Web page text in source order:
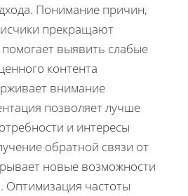
Понимание причин,
прекращают
выявить слабые
контента
внимание
позволяет лучше
и интересы
обратной связи от
новые возможности
Оптимизация частоты